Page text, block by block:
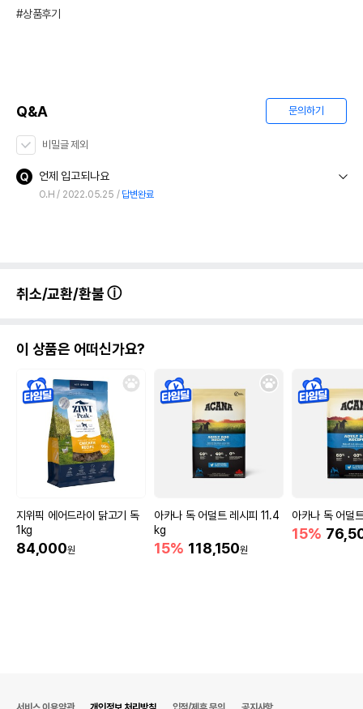
#상품후기
Q&A 문의하기
비밀글 제외
언제 입고되나요
O.H 2022.05.25 답변완료
취소/교환/환불
이 상품은 어떠신가요?
지위픽 에어드라이 닭고기 독
1kg
84,000원
아카나 독 어덜트 레시피 11.4
kg
15% 118,150원
아카나 독 어덜
15%